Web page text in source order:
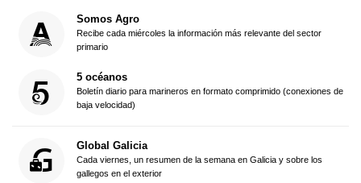
Somos Agro
Recibe cada miércoles la información más relevante del sector
primario
5 océanos
Boletín diario para marineros en formato comprimido (conexiones de
baja velocidad)
Global Galicia
Cada viernes, un resumen de la semana en Galicia y sobre los
gallegos en el exterior